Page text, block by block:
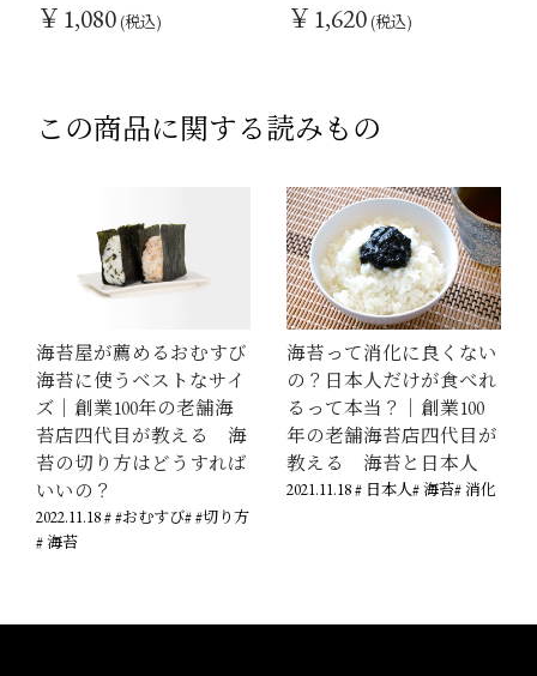
￥1,080(税込) ￥1,620(税込)
この商品に関する読みもの
海苔屋が薦めるおむすび
海苔に使うベストなサイ
ズ｜創業100年の老舗海
苔店四代目が教える 海
苔の切り方はどうすれば
いいの？
2022.11.18# #おむすび# #切り方
# 海苔
海苔って消化に良くない
の？日本人だけが食べれ
るって本当？｜創業100
年の老舗海苔店四代目が
教える 海苔と日本人
2021.11.18# 日本人# 海苔# 消化